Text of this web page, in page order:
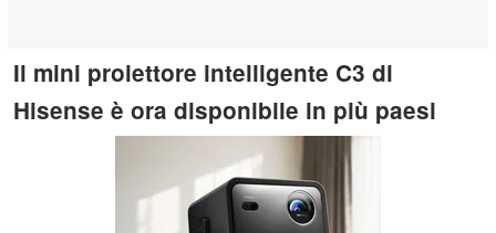
Il mini proiettore intelligente C3 di
Hisense è ora disponibile in più paesi